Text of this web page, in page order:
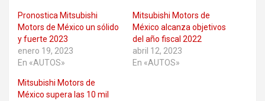
Pronostica Mitsubishi
Motors de México un sólido
y fuerte 2023
enero 19, 2023
En «AUTOS»
Mitsubishi Motors de
México alcanza objetivos
del año fiscal 2022
abril 12, 2023
En «AUTOS»
Mitsubishi Motors de
México supera las 10 mil